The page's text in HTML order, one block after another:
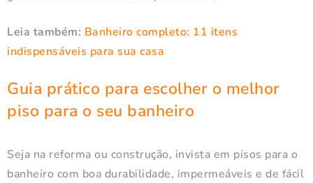
Leia também: Banheiro completo: 11 itens
indispensáveis para sua casa
Guia prático para escolher o melhor
piso para o seu banheiro
Seja na reforma ou construção, invista em pisos para o
banheiro com boa durabilidade, impermeáveis e de fácil